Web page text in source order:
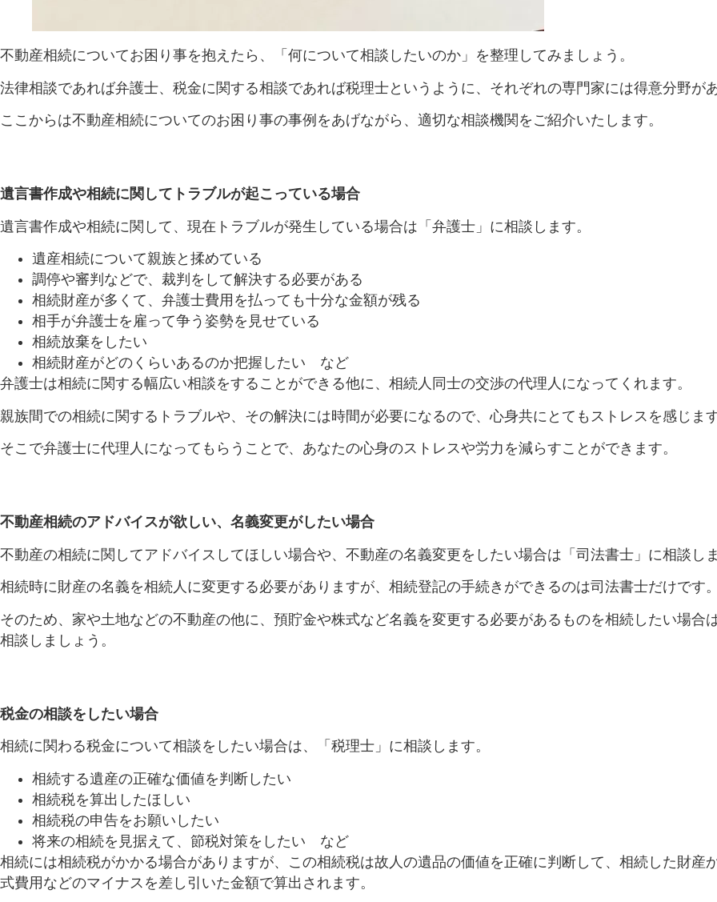
不動産相続についてお困り事を抱えたら、「何について相談したいのか」を整理してみましょう。
法律相談であれば弁護士、税金に関する相談であれば税理士というように、それぞれの専門家には得意分野があ
ここからは不動産相続についてのお困り事の事例をあげながら、適切な相談機関をご紹介いたします。
遺言書作成や相続に関してトラブルが起こっている場合
遺言書作成や相続に関して、現在トラブルが発生している場合は「弁護士」に相談します。
遺産相続について親族と揉めている
調停や審判などで、裁判をして解決する必要がある
相続財産が多くて、弁護士費用を払っても十分な金額が残る
相手が弁護士を雇って争う姿勢を見せている
相続放棄をしたい
相続財産がどのくらいあるのか把握したい など
弁護士は相続に関する幅広い相談をすることができる他に、相続人同士の交渉の代理人になってくれます。
親族間での相続に関するトラブルや、その解決には時間が必要になるので、心身共にとてもストレスを感じます
そこで弁護士に代理人になってもらうことで、あなたの心身のストレスや労力を減らすことができます。
不動産相続のアドバイスが欲しい、名義変更がしたい場合
不動産の相続に関してアドバイスしてほしい場合や、不動産の名義変更をしたい場合は「司法書士」に相談しま
相続時に財産の名義を相続人に変更する必要がありますが、相続登記の手続きができるのは司法書士だけです。
そのため、家や土地などの不動産の他に、預貯金や株式など名義を変更する必要があるものを相続したい場合
相談しましょう。
税金の相談をしたい場合
相続に関わる税金について相談をしたい場合は、「税理士」に相談します。
相続する遺産の正確な価値を判断したい
相続税を算出したほしい
相続税の申告をお願いしたい
将来の相続を見据えて、節税対策をしたい など
相続には相続税がかかる場合がありますが、この相続税は故人の遺品の価値を正確に判断して、相続した財産
式費用などのマイナスを差し引いた金額で算出されます。